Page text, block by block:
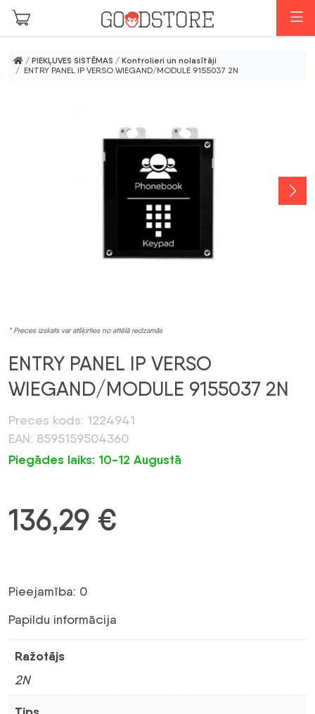
Skip to main content
/ PIEKĻUVES SISTĒMAS / Kontrolieri un nolasītāji
/ ENTRY PANEL IP VERSO WIEGAND/MODULE 9155037 2N
* Preces izskats var atšķirties no attēlā redzamās
ENTRY PANEL IP VERSO
WIEGAND/MODULE 9155037 2N
Preces kods: 1224941
EAN: 8595159504360
Piegādes laiks: 10-12 Augustā
136,29 €
Pieejamība: 0
Papildu informācija
Ražotājs
2N